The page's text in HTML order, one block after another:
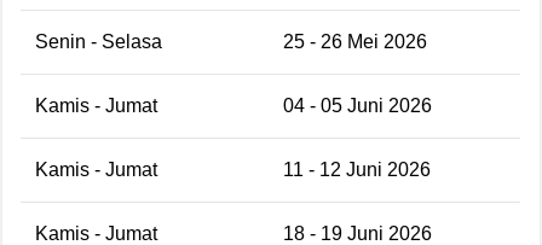
Senin - Selasa 25 - 26 Mei 2026
Kamis - Jumat 04 - 05 Juni 2026
Kamis - Jumat 11 - 12 Juni 2026
Kamis - Jumat 18 - 19 Juni 2026